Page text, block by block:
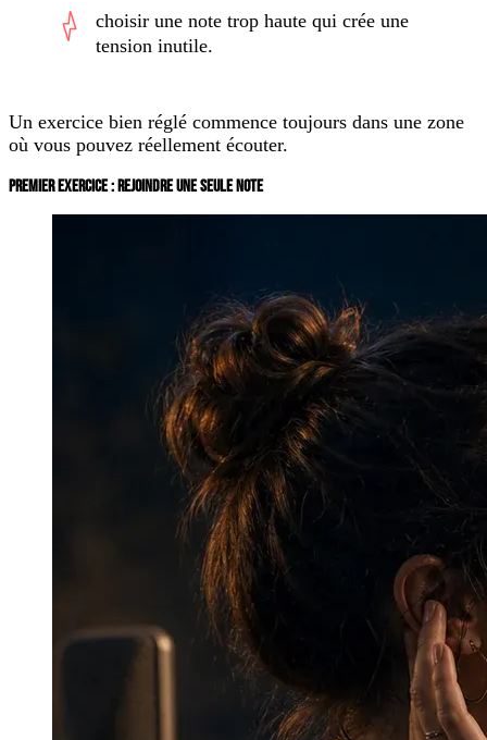
choisir une note trop haute qui crée une
tension inutile.
Un exercice bien réglé commence toujours dans une zone
où vous pouvez réellement écouter.
PREMIER EXERCICE : REJOINDRE UNE SEULE NOTE